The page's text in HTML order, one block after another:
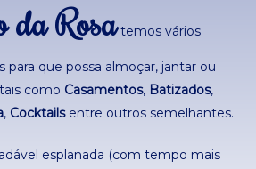
da Rosatemos vários
para que possa almoçar, jantar ou
como Casamentos, Batizados,
, Cocktailsentre outros semelhantes.
esplanada (com tempo mais